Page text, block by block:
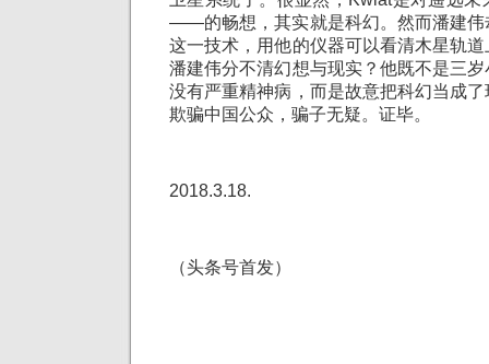
——的畅想，其实就是科幻。然而潘建伟
这一技术，用他的仪器可以看清木星轨
潘建伟分不清幻想与现实？他既不是三
没有严重精神病，而是故意把科幻当成
欺骗中国公众，骗子无疑。证毕。
2018.3.18.
（头条号首发）